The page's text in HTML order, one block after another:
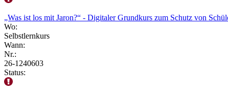
„Was ist los mit Jaron?“ - Digitaler Grundkurs zum Schutz von
Wo:
Selbstlernkurs
Wann:
Nr.:
26-1240603
Status: